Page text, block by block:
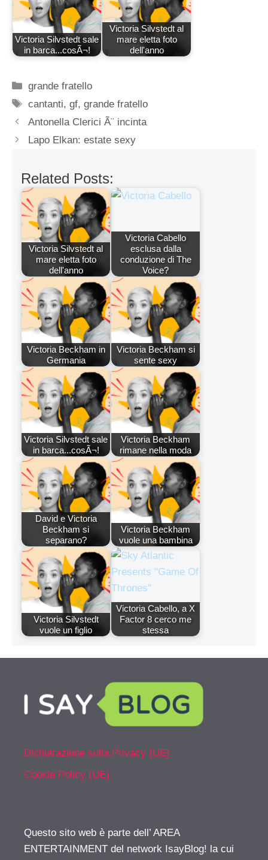
Victoria Silvstedt sale
in barca...cosÃ¬!
Victoria Silvstedt al
mare eletta foto
dell'anno
Categorie
grande fratello
Tag
cantanti,gf,grande fratello
Antonella Clerici Ã¨ incinta
Lapo Elkan: estate sexy
Related Posts:
Victoria Silvstedt al
mare eletta foto
dell'anno
Victoria Cabello
esclusa dalla
conduzione di The
Voice?
Victoria Beckham in
Germania
Victoria Beckham si
sente sexy
Victoria Silvstedt sale
in barca...cosÃ¬!
Victoria Beckham
rimane nella moda
David e Victoria
Beckham si
separano?
Victoria Beckham
vuole una bambina
Victoria Silvstedt
vuole un figlio
Victoria Cabello, a X
Factor 8 cerco me
stessa
Dichiarazione sulla Privacy (UE)
Cookie Policy (UE)
Questo sito web è parte dell’ AREA
ENTERTAINMENT del network IsayBlog! la cui